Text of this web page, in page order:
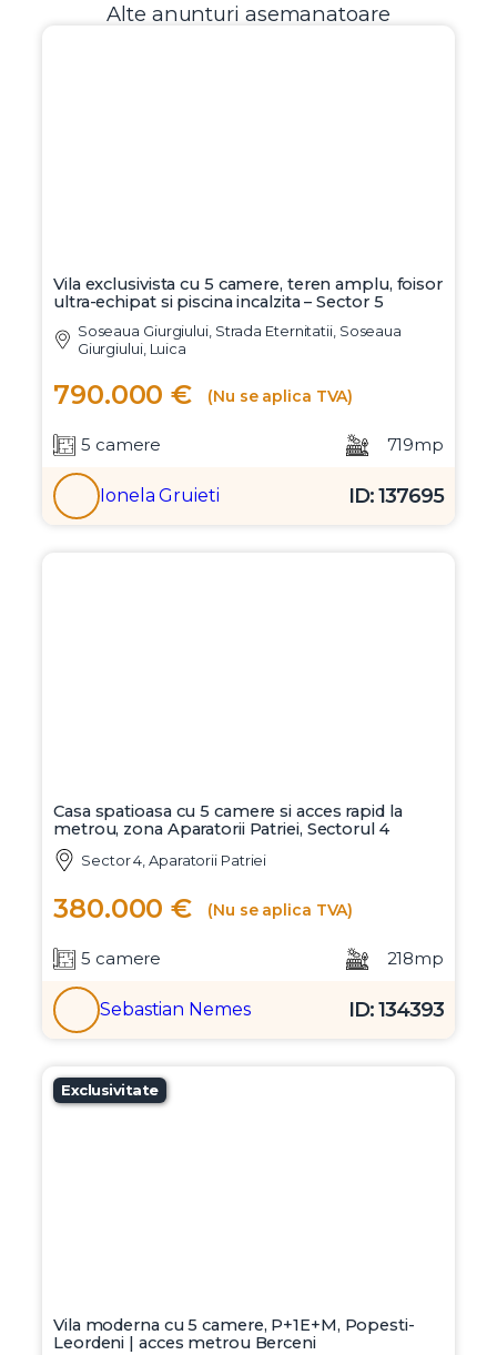
Alte anunturi asemanatoare
Vila exclusivista cu 5 camere, teren amplu, foisor
ultra-echipat si piscina incalzita – Sector 5
Soseaua Giurgiului, Strada Eternitatii, Soseaua
Giurgiului, Luica
790.000 € (Nu se aplica TVA)
5 camere 719mp
Ionela Gruieti ID: 137695
Casa spatioasa cu 5 camere si acces rapid la
metrou, zona Aparatorii Patriei, Sectorul 4
Sector 4, Aparatorii Patriei
380.000 € (Nu se aplica TVA)
5 camere 218mp
Sebastian Nemes ID: 134393
Exclusivitate
Vila moderna cu 5 camere, P+1E+M, Popesti-
Leordeni | acces metrou Berceni